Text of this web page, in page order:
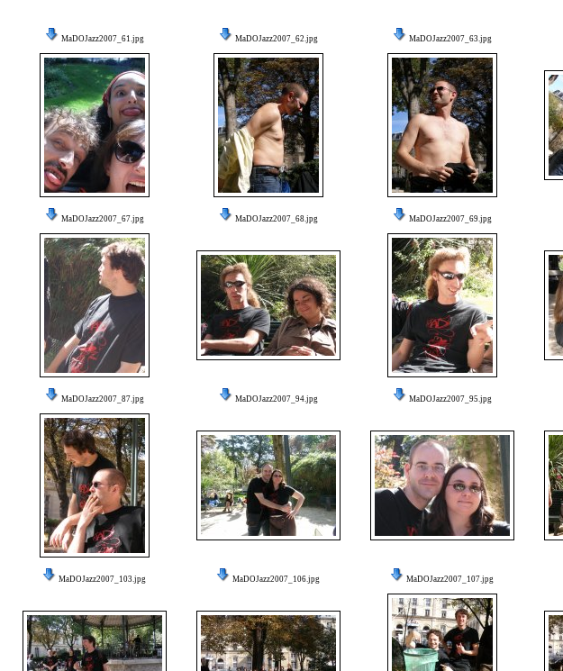
MaDOJazz2007_61.jpg MaDOJazz2007_62.jpg MaDOJazz2007_63.jpg
MaDOJazz2007_67.jpg MaDOJazz2007_68.jpg MaDOJazz2007_69.jpg
MaDOJazz2007_87.jpg MaDOJazz2007_94.jpg MaDOJazz2007_95.jpg
MaDOJazz2007_103.jpg MaDOJazz2007_106.jpg MaDOJazz2007_107.jpg